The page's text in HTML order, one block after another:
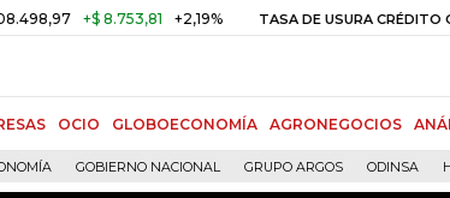
+$ 8.753,81 +2,19% TASA DE USURA CRÉDITO
OCIO GLOBOECONOMÍA AGRONEGOCIOS
GOBIERNO NACIONAL GRUPO ARGOS ODINSA
de Abelardo de la Espriella